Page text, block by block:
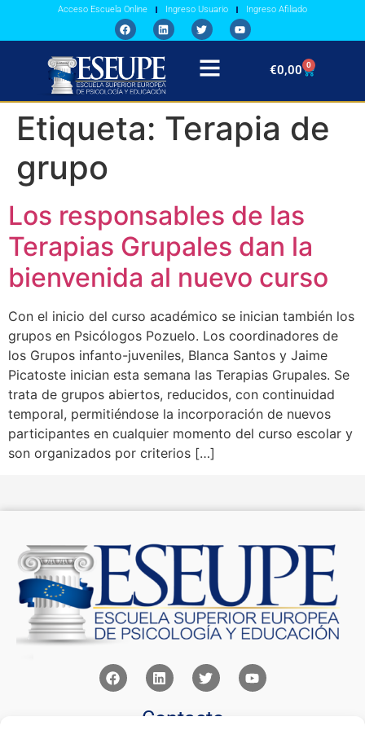
Acceso Escuela Online Ingreso Usuario Ingreso Afiliado
€0,00 0
Etiqueta: Terapia de
grupo
Los responsables de las
Terapias Grupales dan la
bienvenida al nuevo curso
Con el inicio del curso académico se inician también los
grupos en Psicólogos Pozuelo. Los coordinadores de
los Grupos infanto-juveniles, Blanca Santos y Jaime
Picatoste inician esta semana las Terapias Grupales. Se
trata de grupos abiertos, reducidos, con continuidad
temporal, permitiéndose la incorporación de nuevos
participantes en cualquier momento del curso escolar y
son organizados por criterios […]
Contacto